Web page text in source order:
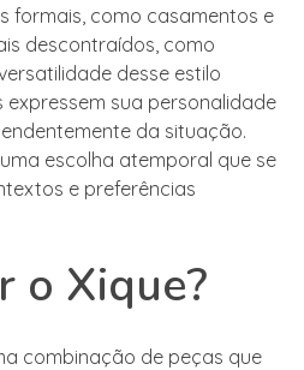
formais, como casamentos e
descontraídos, como
desse estilo
expressem sua personalidade
da situação.
escolha atemporal que se
e preferências
o Xique?
combinação de peças que